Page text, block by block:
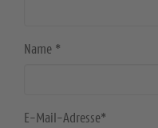
Name *
E-Mail-Adresse*